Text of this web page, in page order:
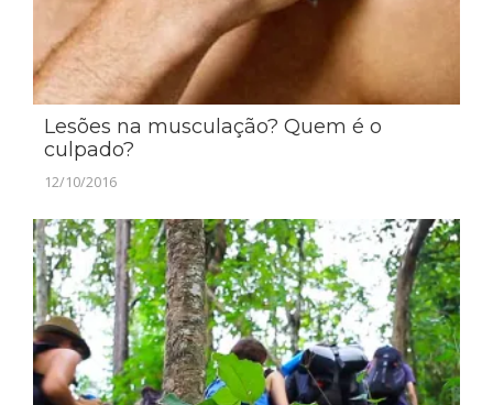
Lesões na musculação? Quem é o
culpado?
12/10/2016